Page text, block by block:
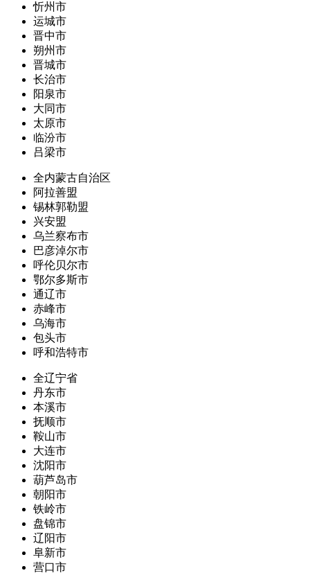
忻州市
运城市
晋中市
朔州市
晋城市
长治市
阳泉市
大同市
太原市
临汾市
吕梁市
全内蒙古自治区
阿拉善盟
锡林郭勒盟
兴安盟
乌兰察布市
巴彦淖尔市
呼伦贝尔市
鄂尔多斯市
通辽市
赤峰市
乌海市
包头市
呼和浩特市
全辽宁省
丹东市
本溪市
抚顺市
鞍山市
大连市
沈阳市
葫芦岛市
朝阳市
铁岭市
盘锦市
辽阳市
阜新市
营口市